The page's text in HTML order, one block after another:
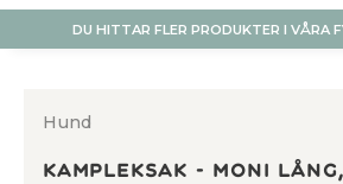
DU HITTAR FLER PRODUKTER I VÅRA
Hund
Kampleksak - Moni